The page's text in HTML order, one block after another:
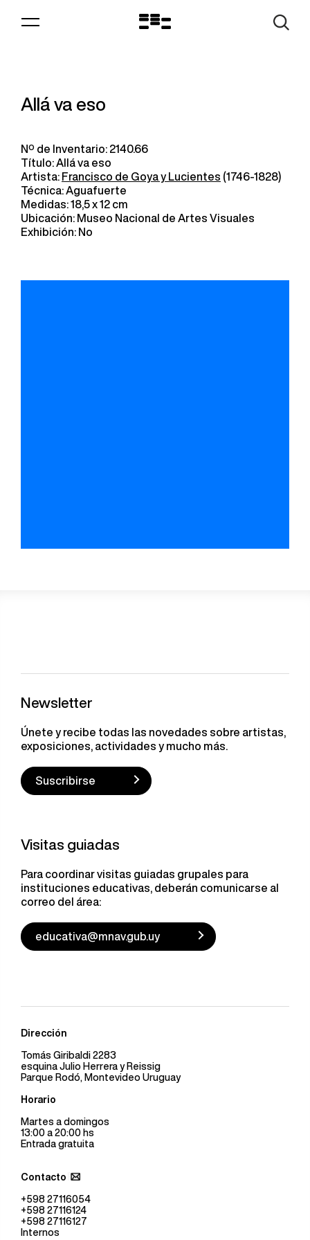
Logo
Allá va eso
Nº de Inventario: 2140.66
Título: Allá va eso
Artista: Francisco de Goya y Lucientes (1746-1828)
Técnica: Aguafuerte
Medidas: 18,5 x 12 cm
Ubicación: Museo Nacional de Artes Visuales
Exhibición: No
Newsletter
Únete y recibe todas las novedades sobre artistas,
exposiciones, actividades y mucho más.
Suscribirse
Visitas guiadas
Para coordinar visitas guiadas grupales para
instituciones educativas, deberán comunicarse al
correo del área:
educativa@mnav.gub.uy
Dirección
Tomás Giribaldi 2283
esquina Julio Herrera y Reissig
Parque Rodó, Montevideo Uruguay
Horario
Martes a domingos
13:00 a 20:00 hs
Entrada gratuita
Contacto
+598 27116054
+598 27116124
+598 27116127
Internos